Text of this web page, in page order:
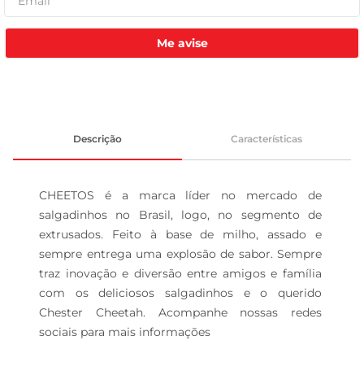
Me avise
Descrição Características
CHEETOS é a marca líder no mercado de
salgadinhos no Brasil, logo, no segmento de
extrusados. Feito à base de milho, assado e
sempre entrega uma explosão de sabor. Sempre
traz inovação e diversão entre amigos e família
com os deliciosos salgadinhos e o querido
Chester Cheetah. Acompanhe nossas redes
sociais para mais informações